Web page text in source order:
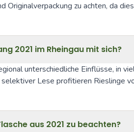
Originalverpackung zu achten, da
2021 im Rheingau mit sich?
unterschiedliche Einflüsse, in
Lese profitieren Rieslinge
aus 2021 zu beachten?